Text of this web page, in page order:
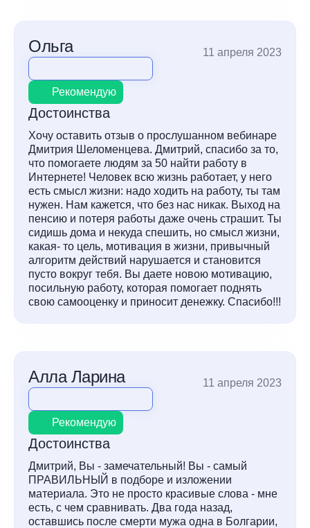
Ольга 11 апреля 2023
Рекомендую
Достоинства
Хочу оставить отзыв о прослушанном вебинаре
Дмитрия Шеломенцева. Дмитрий, спасибо за то,
что помогаете людям за 50 найти работу в
Интернете! Человек всю жизнь работает, у него
есть смысл жизни: надо ходить на работу, ты там
нужен. Нам кажется, что без нас никак. Выход на
пенсию и потеря работы даже очень страшит. Ты
сидишь дома и некуда спешить, но смысл жизни,
какая- то цель, мотивация в жизни, привычный
алгоритм действий нарушается и становится
пусто вокруг тебя. Вы даете новою мотивацию,
посильную работу, которая помогает поднять
свою самооценку и приносит денежку. Спасибо!!!
Алла Ларина 11 апреля 2023
Рекомендую
Достоинства
Дмитрий, Вы - замечательный! Вы - самый
ПРАВИЛЬНЫЙ в подборе и изложении
материала. Это не просто красивые слова - мне
есть, с чем сравнивать. Два года назад,
оставшись после смерти мужа одна в Болгарии,